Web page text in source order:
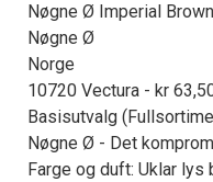
Nøgne Ø Imperial
Nøgne Ø
Norge
10720 Vectura - kr
Basisutvalg
Nøgne Ø - Det
Farge og duft: Uklar